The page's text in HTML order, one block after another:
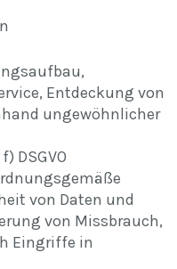
Entdeckung von
ungewöhnlicher
DSGVO
von Daten und
von Missbrauch,
Eingriffe in